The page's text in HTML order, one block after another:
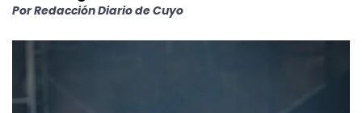
PorRedacción Diario de Cuyo